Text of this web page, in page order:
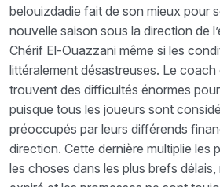
belouizdadie fait de son mieux pour
nouvelle saison sous la direction de
Chérif El-Ouazzani même si les
littéralement désastreuses. Le
trouvent des difficultés énormes pour
puisque tous les joueurs sont
préoccupés par leurs différends
direction. Cette dernière multiplie les
les choses dans les plus brefs